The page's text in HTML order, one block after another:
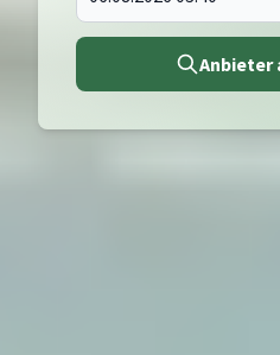
Anbieter